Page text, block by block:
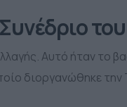
Αυτό ήταν το
διοργανώθηκε την